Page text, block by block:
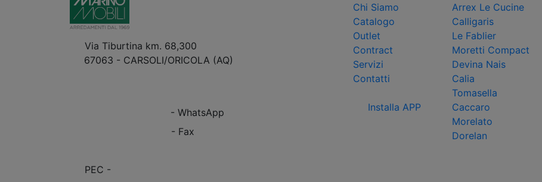
Via Tiburtina km. 68,300
67063 - CARSOLI/ORICOLA (AQ)
- WhatsApp
- Fax
PEC -
Chi Siamo
Catalogo
Outlet
Contract
Servizi
Contatti
Installa APP
Arrex Le Cucine
Calligaris
Le Fablier
Moretti Compact
Devina Nais
Calia
Tomasella
Caccaro
Morelato
Dorelan